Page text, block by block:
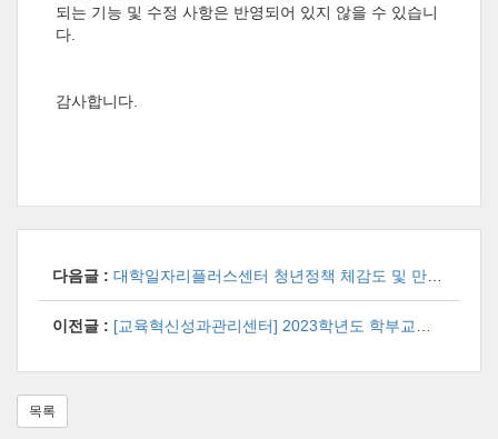
되는 기능 및 수정 사항은 반영되어 있지 않을 수 있습니
다.
감사합니다.
다음글 : 대학일자리플러스센터 청년정책 체감도 및 만족도 조사 안내
이전글 : [교육혁신성과관리센터] 2023학년도 학부교육실태조사(K-NSSE) 시행 안내
목록